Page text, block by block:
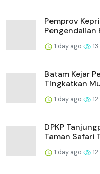
Pemprov
Pengendalian
1 day ago 13
Batam Kejar
Tingkatkan
1 day ago 12
DPKP
Taman Safari
1 day ago 12